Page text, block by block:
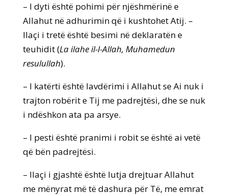
– I dyti është pohimi për njëshmërinë e
Allahut në adhurimin që i kushtohet Atij. –
Ilaçi i tretë është besimi në deklaratën e
teuhidit (La ilahe il-l-Allah, Muhamedun
resulullah).
– I katërti është lavdërimi i Allahut se Ai nuk i
trajton robërit e Tij me padrejtësi, dhe se nuk
i ndëshkon ata pa arsye.
– I pesti është pranimi i robit se është ai vetë
që bën padrejtësi.
– Ilaçi i gjashtë është lutja drejtuar Allahut
me mënyrat më të dashura për Të, me emrat